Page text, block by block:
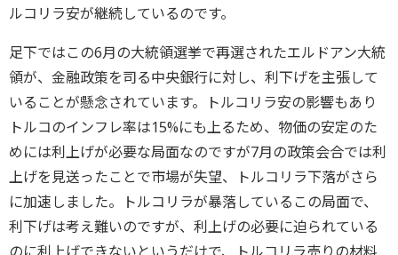
ルコリラ安が継続しているのです。
足下ではこの6月の大統領選挙で再選されたエルドアン大統
領が、金融政策を司る中央銀行に対し、利下げを主張して
いることが懸念されています。トルコリラ安の影響もあり
トルコのインフレ率は15%にも上るため、物価の安定のた
めには利上げが必要な局面なのですが7月の政策会合では利
上げを見送ったことで市場が失望、トルコリラ下落がさら
に加速しました。トルコリラが暴落しているこの局面で、
利下げは考え難いのですが、利上げの必要に迫られている